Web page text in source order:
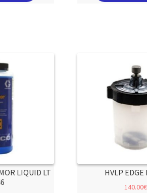
LIQUID LT
HVLP EDGE
140.00€